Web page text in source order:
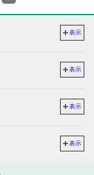
表示
表示
表示
表示